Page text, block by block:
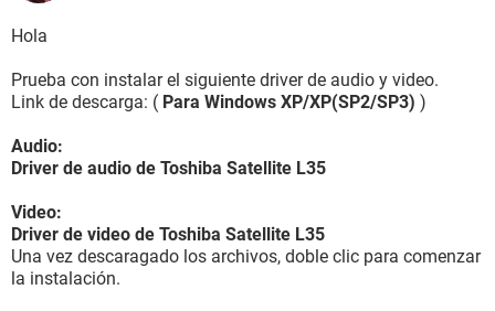
Hola
Prueba con instalar el siguiente driver de audio y video.
Link de descarga: ( Para Windows XP/XP(SP2/SP3) )
Audio:
Driver de audio de Toshiba Satellite L35
Video:
Driver de video de Toshiba Satellite L35
Una vez descaragado los archivos, doble clic para comenzar
la instalación.